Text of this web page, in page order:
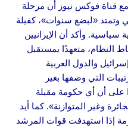
مع قناة فوكس نيوز أن مرحلة
وتمتد «لبضع سنوات»، كفيلة
وأكد أن الإيرانيين
النظام، متعهدًا بمستقبل
والدول العربية
التي وصفها بغير
على أن أي حكومة مقبلة
وغير المتوازنة». كما أيد
إذا استهدفت قوات المرشد